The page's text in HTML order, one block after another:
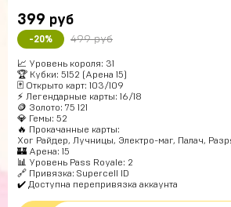
399 руб
-20% 499 руб
📈 Уровень короля: 31
🏆 Кубки: 5152 (Арена 15)
🃏 Открыто карт: 103/109
⚡ Легендарные карты: 16/18
🪙 Золото: 75 121
💎 Гемы: 52
🔥 Прокачанные карты:
Хог Райдер, Лучницы, Электро-маг, Палач,
🏰 Арена: 15
📊 Уровень Pass Royale: 2
🔗 Привязка: Supercell ID
✔️ Доступна перепривязка аккаунта